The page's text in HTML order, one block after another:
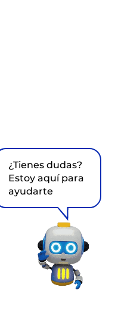
¿Tienes dudas?
Estoy aquí para
ayudarte